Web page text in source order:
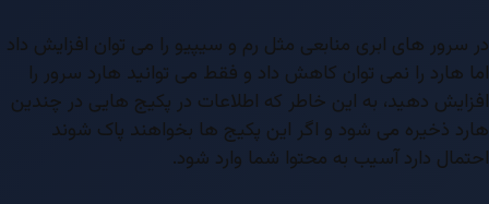
در سرور های ابری منابعی مثل رم و سیپیو را می توان افزایش داد
اما هارد را نمی توان کاهش داد و فقط می توانید هارد سرور را
افزایش دهید، به این خاطر که اطلاعات در پکیج هایی در چندین
هارد ذخیره می شود و اگر این پکیج ها بخواهند پاک شوند
احتمال دارد آسیب به محتوا شما وارد شود.